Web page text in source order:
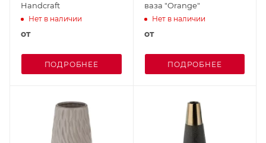
Handcraft
Нет в наличии
от
ПОДРОБНЕЕ
ваза "Orange"
Нет в наличии
от
ПОДРОБНЕЕ